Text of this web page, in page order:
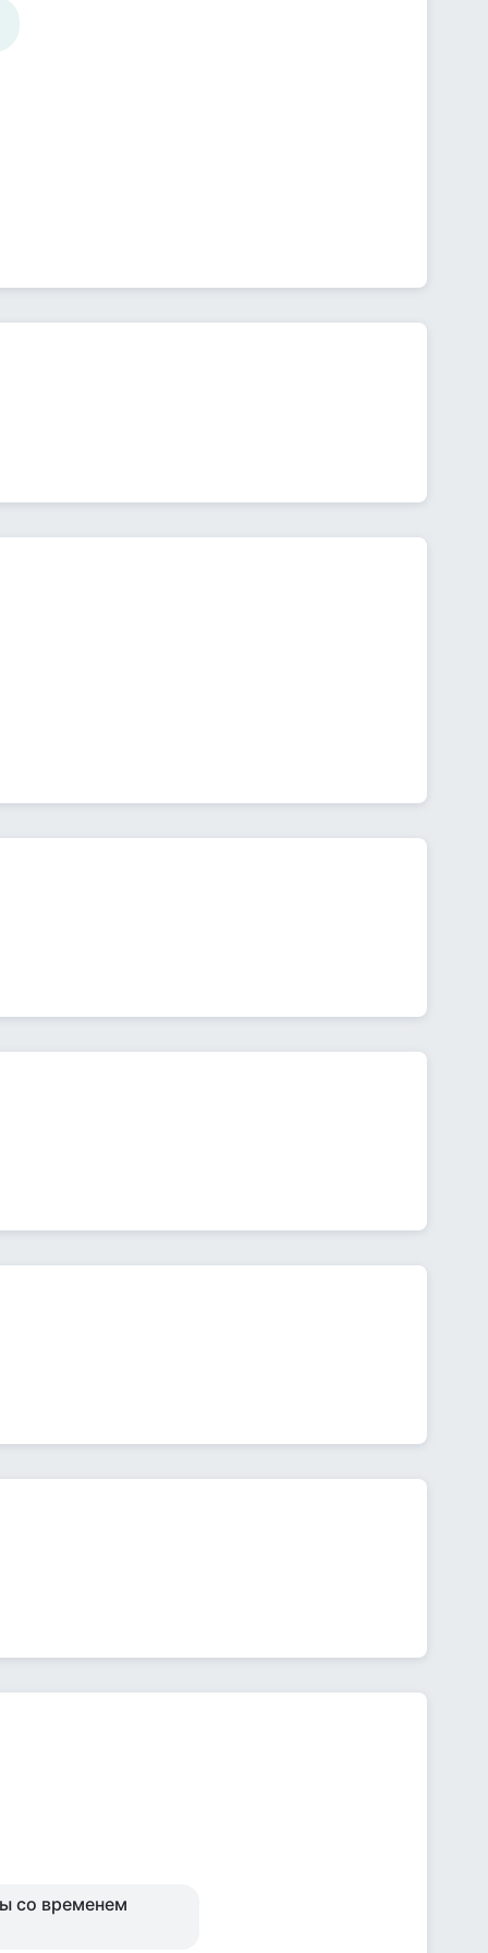
со временем